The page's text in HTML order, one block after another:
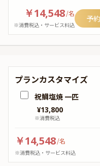
￥14,548/名
※消費税込・サービス料込
予
プランカスタマイズ
祝鯛塩焼 一匹
¥13,800
※消費税込
￥14,548/名
※消費税込・サービス料込